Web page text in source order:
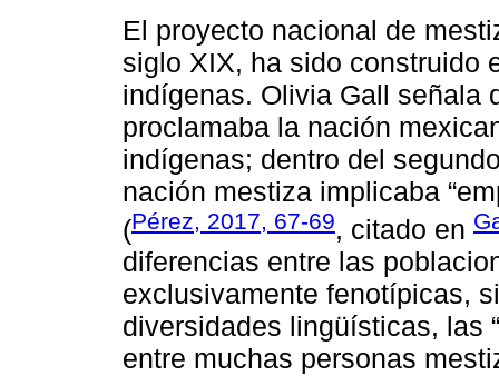
El proyecto nacional de
siglo XIX, ha sido construido
indígenas. Olivia Gall señala
proclamaba la nación
indígenas; dentro del
nación mestiza implicaba
(Pérez, 2017, 67-69, citado en
diferencias entre las
exclusivamente fenotípicas,
diversidades lingüísticas, las
entre muchas personas